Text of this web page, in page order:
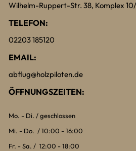
Wilhelm-Ruppert-Str. 38, Komplex 10/
TELEFON:
02203 185120
EMAIL:
abflug@holzpiloten.de
ÖFFNUNGSZEITEN:
Mo. - Di. / geschlossen
Mi. - Do. / 10:00 - 16:00
Fr. - Sa. / 12:00 - 18:00